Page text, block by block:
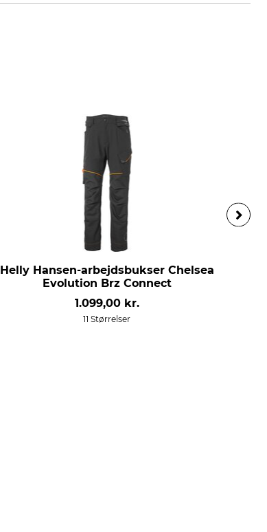
Helly Hansen-arbejdsbukser Chelsea
Evolution Brz Connect
1.099,00 kr.
11 Størrelser